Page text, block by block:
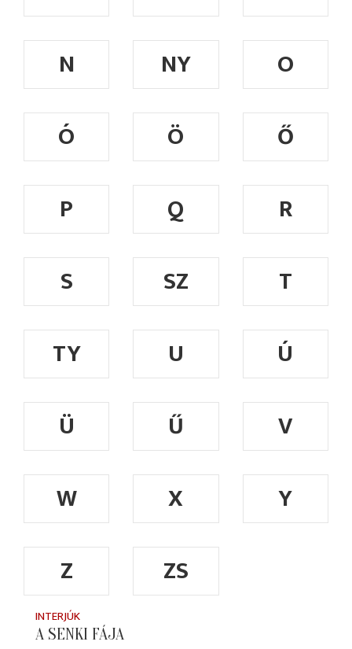
N
NY
O
Ó
Ö
Ő
P
Q
R
S
SZ
T
TY
U
Ú
Ü
Ű
V
W
X
Y
Z
ZS
INTERJÚK
A SENKI FÁJA